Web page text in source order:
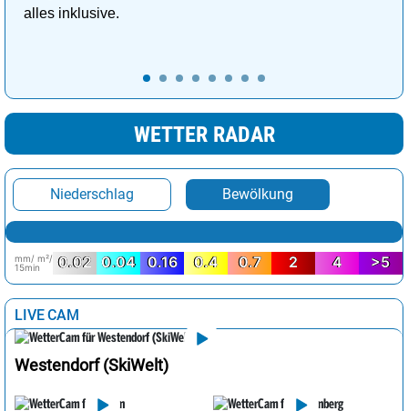
alles inklusive.
WETTER RADAR
Niederschlag Bewölkung
mm/ m²/
15min
0.02 0.04 0.16 0.4 0.7 2 4 >5
LIVE CAM
Westendorf (SkiWelt)